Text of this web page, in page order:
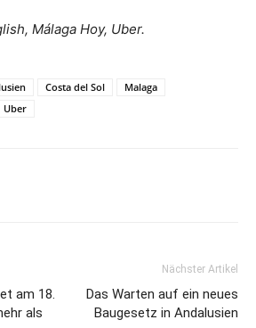
Málaga Hoy, Uber.
Costa del Sol
Malaga
Uber
am 18.
als
Nächster Artikel
Das Warten auf ein neues
Baugesetz in Andalusien